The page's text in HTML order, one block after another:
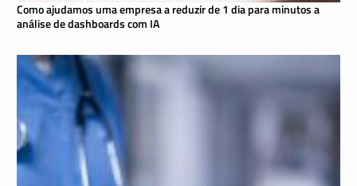
Como ajudamos uma empresa a reduzir de 1 dia para minutos a
análise de dashboards com IA